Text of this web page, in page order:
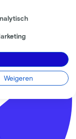
2 (2026)
Weigeren